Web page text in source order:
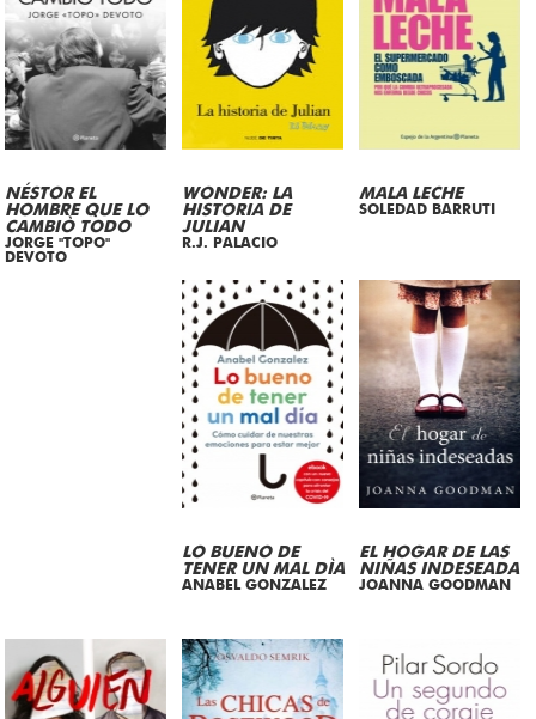
NÉSTOR EL
HOMBRE QUE LO
CAMBIÒ TODO
JORGE "TOPO"
DEVOTO
WONDER: LA
HISTORIA DE
JULIAN
R.J. PALACIO
MALA LECHE
SOLEDAD BARRUTI
LO BUENO DE
TENER UN MAL DÌA
ANABEL GONZALEZ
EL HOGAR DE LAS
NIÑAS INDESEADA
JOANNA GOODMAN